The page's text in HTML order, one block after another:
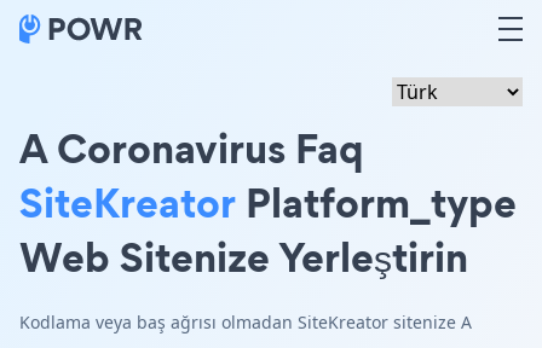
A Coronavirus Faq
SiteKreator Platform_type
Web Sitenize Yerleştirin
Kodlama veya baş ağrısı olmadan SiteKreator sitenize A